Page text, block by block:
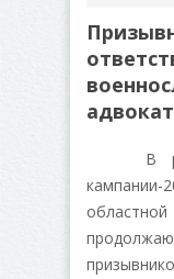
адвокат
В